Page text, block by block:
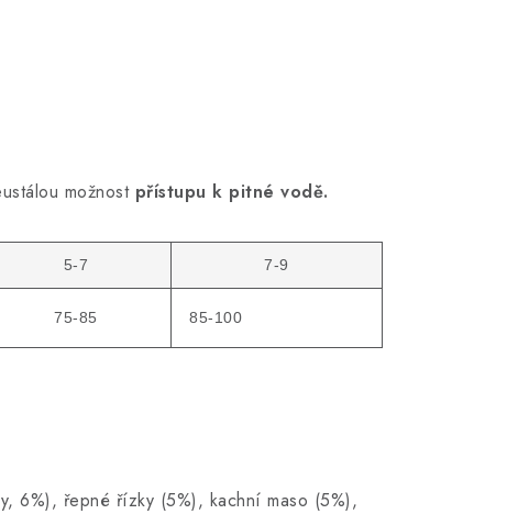
možnost přístupu k pitné vodě.
5-7 7-9
75-85 85-100
6%), řepné řízky (5%), kachní maso (5%),